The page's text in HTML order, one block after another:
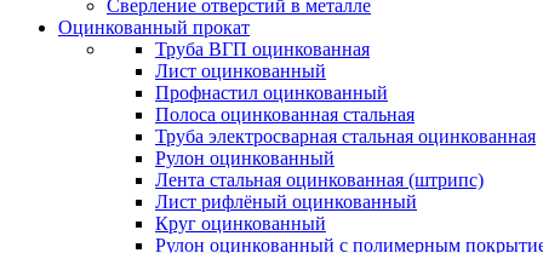
Сверление отверстий в металле
Оцинкованный прокат
Труба ВГП оцинкованная
Лист оцинкованный
Профнастил оцинкованный
Полоса оцинкованная стальная
Труба электросварная стальная оцинкованная
Рулон оцинкованный
Лента стальная оцинкованная (штрипс)
Лист рифлёный оцинкованный
Круг оцинкованный
Рулон оцинкованный с полимерным